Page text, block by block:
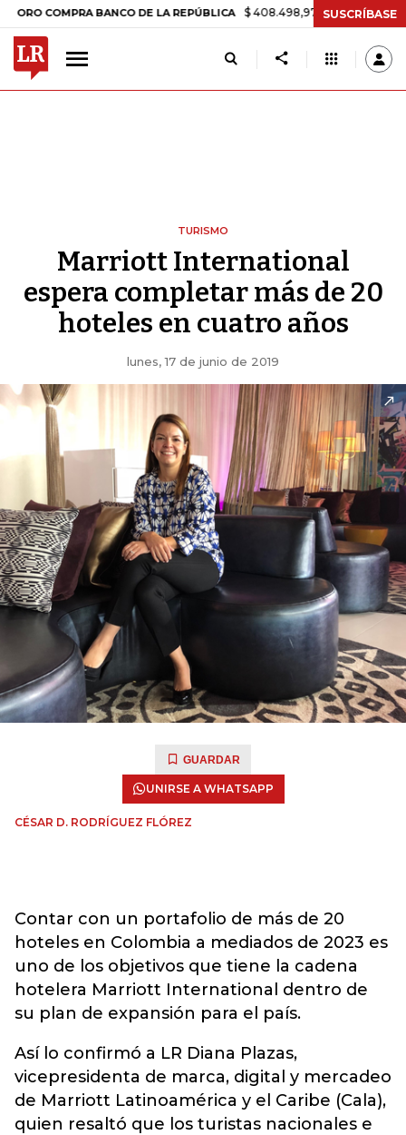
BANCO DE LA REPÚBLICA $ 408.498,97 +$ 8.753,81 +2,19%
SUSCRÍBASE
TURISMO
Marriott International
espera completar más de 20
hoteles en cuatro años
lunes, 17 de junio de 2019
GUARDAR
UNIRSE A WHATSAPP
CÉSAR D. RODRÍGUEZ FLÓREZ
Contar con un portafolio de más de 20
hoteles en Colombia a mediados de 2023 es
uno de los objetivos que tiene la cadena
hotelera Marriott International dentro de
su plan de expansión para el país.
Así lo confirmó a LR Diana Plazas,
vicepresidenta de marca, digital y mercadeo
de Marriott Latinoamérica y el Caribe (Cala),
quien resaltó que los turistas nacionales e